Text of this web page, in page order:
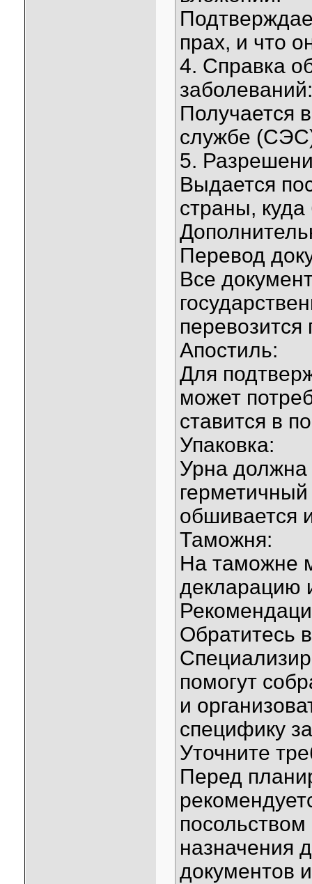
прах, и что
4. Справка
заболеваний:
Получается
службе
5.
Выдается
страны, куда
Перевод
Все
перевозится
Апостиль:
Для
может
ставится в
Упаковка:
Урна
обшивается
Таможня:
На таможне
декларацию
Обратитесь
помогут
и
специфику
Уточните
Перед
назначения
документов